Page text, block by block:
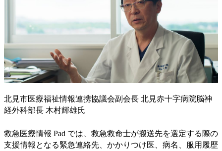
北見市医療福祉情報連携協議会副会長 北見赤十字病院脳神
経外科部長 木村輝雄氏
救急医療情報 Pad では、救急救命士が搬送先を選定する際の
支援情報となる緊急連絡先、かかりつけ医、病名、服用履歴